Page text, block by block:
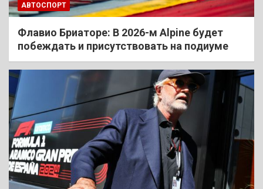
АВТОСПОРТ
Флавио Бриаторе: В 2026-м Alpine будет
побеждать и присутствовать на подиуме